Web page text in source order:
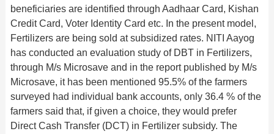
beneficiaries are identified through Aadhaar Card, Kishan
Credit Card, Voter Identity Card etc. In the present model,
Fertilizers are being sold at subsidized rates. NITI Aayog
has conducted an evaluation study of DBT in Fertilizers,
through M/s Microsave and in the report published by M/s
Microsave, it has been mentioned 95.5% of the farmers
surveyed had individual bank accounts, only 36.4 % of the
farmers said that, if given a choice, they would prefer
Direct Cash Transfer (DCT) in Fertilizer subsidy. The